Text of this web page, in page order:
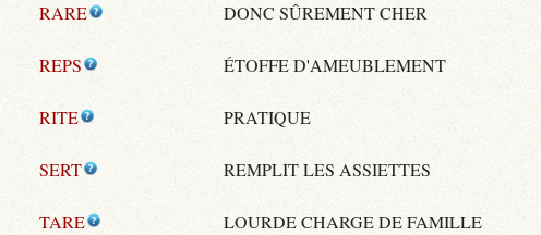
RARE DONC SÛREMENT CHER
REPS ÉTOFFE D'AMEUBLEMENT
RITE PRATIQUE
SERT REMPLIT LES ASSIETTES
TARE LOURDE CHARGE DE FAMILLE